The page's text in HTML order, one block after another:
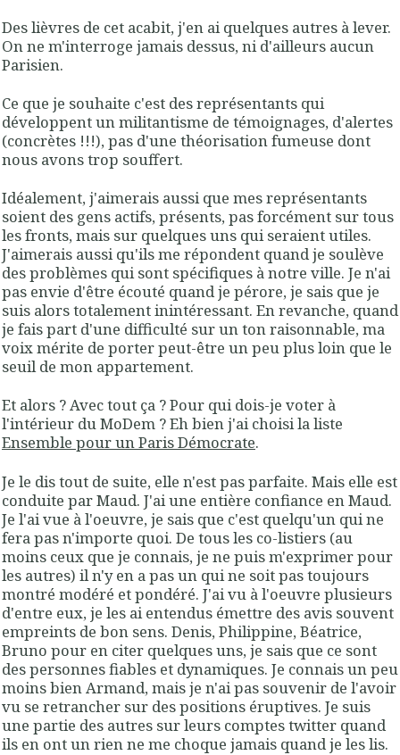
Des lièvres de cet acabit, j'en ai quelques autres à lever.
On ne m'interroge jamais dessus, ni d'ailleurs aucun
Parisien.
Ce que je souhaite c'est des représentants qui
développent un militantisme de témoignages, d'alertes
(concrètes !!!), pas d'une théorisation fumeuse dont
nous avons trop souffert.
Idéalement, j'aimerais aussi que mes représentants
soient des gens actifs, présents, pas forcément sur tous
les fronts, mais sur quelques uns qui seraient utiles.
J'aimerais aussi qu'ils me répondent quand je soulève
des problèmes qui sont spécifiques à notre ville. Je n'ai
pas envie d'être écouté quand je pérore, je sais que je
suis alors totalement inintéressant. En revanche, quand
je fais part d'une difficulté sur un ton raisonnable, ma
voix mérite de porter peut-être un peu plus loin que le
seuil de mon appartement.
Et alors ? Avec tout ça ? Pour qui dois-je voter à
l'intérieur du MoDem ? Eh bien j'ai choisi la liste
Ensemble pour un Paris Démocrate.
Je le dis tout de suite, elle n'est pas parfaite. Mais elle est
conduite par Maud. J'ai une entière confiance en Maud.
Je l'ai vue à l'oeuvre, je sais que c'est quelqu'un qui ne
fera pas n'importe quoi. De tous les co-listiers (au
moins ceux que je connais, je ne puis m'exprimer pour
les autres) il n'y en a pas un qui ne soit pas toujours
montré modéré et pondéré. J'ai vu à l'oeuvre plusieurs
d'entre eux, je les ai entendus émettre des avis souvent
empreints de bon sens. Denis, Philippine, Béatrice,
Bruno pour en citer quelques uns, je sais que ce sont
des personnes fiables et dynamiques. Je connais un peu
moins bien Armand, mais je n'ai pas souvenir de l'avoir
vu se retrancher sur des positions éruptives. Je suis
une partie des autres sur leurs comptes twitter quand
ils en ont un rien ne me choque jamais quand je les lis.